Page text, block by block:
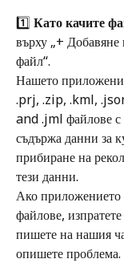
1️⃣ Като качите
върху „+ Добавяне
файл“.
Нашето
.prj, .zip, .kml,
and .jml файлове
съдържа данни за
прибиране на
тези данни.
Ако приложението
файлове,
пишете на нашия
опишете проблема.